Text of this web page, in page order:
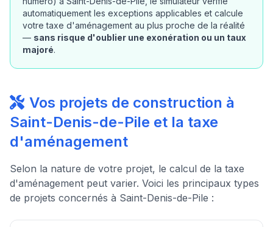
automatiquement les exceptions applicables et calcule
votre taxe d'aménagement au plus proche de la réalité
— sans risque d'oublier une exonération ou un taux
majoré.
Vos projets de construction à
Saint-Denis-de-Pile et la taxe
d'aménagement
Selon la nature de votre projet, le calcul de la taxe
d'aménagement peut varier. Voici les principaux types
de projets concernés à Saint-Denis-de-Pile :